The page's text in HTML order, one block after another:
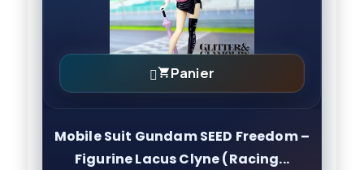
Panier
Mobile Suit Gundam SEED Freedom –
Figurine Lacus Clyne (Racing...